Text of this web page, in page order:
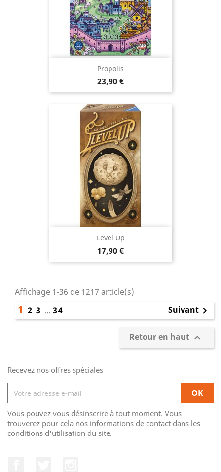
Propolis
Prix
23,90 €
Level Up
Prix
17,90 €
Affichage 1-36 de 1217 article(s)
1 2 3 … 34 Suivant 
Retour en haut 
Recevez nos offres spéciales
Vous pouvez vous désinscrire à tout moment. Vous
trouverez pour cela nos informations de contact dans les
conditions d'utilisation du site.